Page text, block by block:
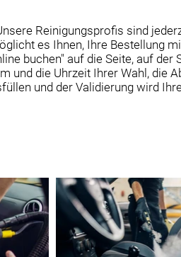
Reinigungsprofis sind
es Ihnen, Ihre Bestellung
buchen" auf die Seite, auf der
und die Uhrzeit Ihrer Wahl, die
und der Validierung wird